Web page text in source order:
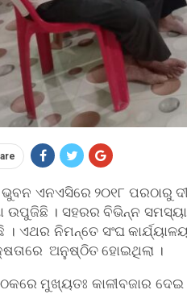
ଏନଏସିରେ ୨୦୧୮ ପରଠାରୁ
ଉପୁଜିଛି । ସହରର ବିଭିନ୍ନ
। ଏଥର ନିମନ୍ତେ ସଂଘ
ଅନୁଷ୍ଠିତ ହୋଇଥିଲା ।
ମୁଖ୍ୟତଃ କାଳୀବଜାର ଦେଇ